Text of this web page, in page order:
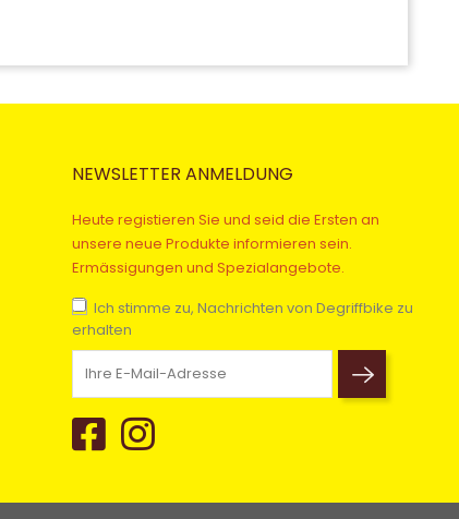
NEWSLETTER ANMELDUNG
Heute registieren Sie und seid die Ersten an
unsere neue Produkte informieren sein.
Ermässigungen und Spezialangebote.
Ich stimme zu, Nachrichten von Degriffbike zu
erhalten